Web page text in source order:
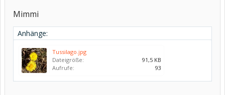
Mimmi
Anhänge:
Tussilago.jpg
Dateigröße:
91,5 KB
Aufrufe:
93